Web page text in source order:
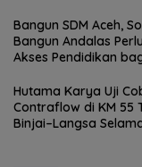
Bangun SDM Aceh,
Bangun Andalas
Akses Pendidikan
Hutama Karya Uji
Contraflow di KM 55
Binjai–Langsa